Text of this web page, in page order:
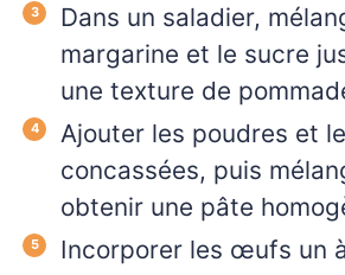
Dans un saladier,
margarine et le sucre
une texture de
Ajouter les poudres et
concassées, puis
obtenir une pâte
Incorporer les œufs un